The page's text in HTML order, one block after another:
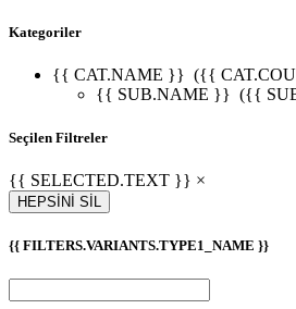
Kategoriler
{{ CAT.NAME }} ({{
{{ SUB.NAME }} ({{
Seçilen Filtreler
{{ SELECTED.TEXT }} ×
HEPSİNİ SİL
{{ FILTERS.VARIANTS.TYPE1_NAME }}